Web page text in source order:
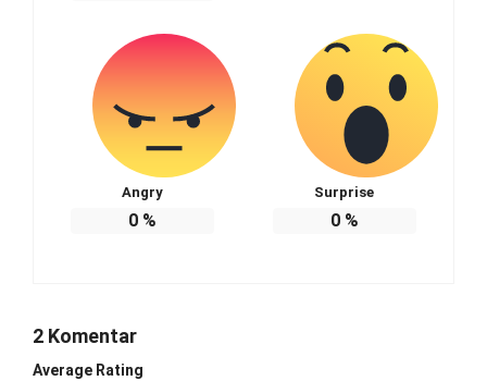
Angry
0%
Surprise
0%
2 Komentar
Average Rating